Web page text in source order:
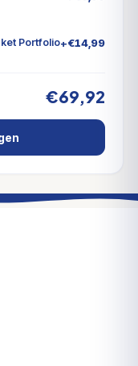
Portfolio+€14,99
€69,92